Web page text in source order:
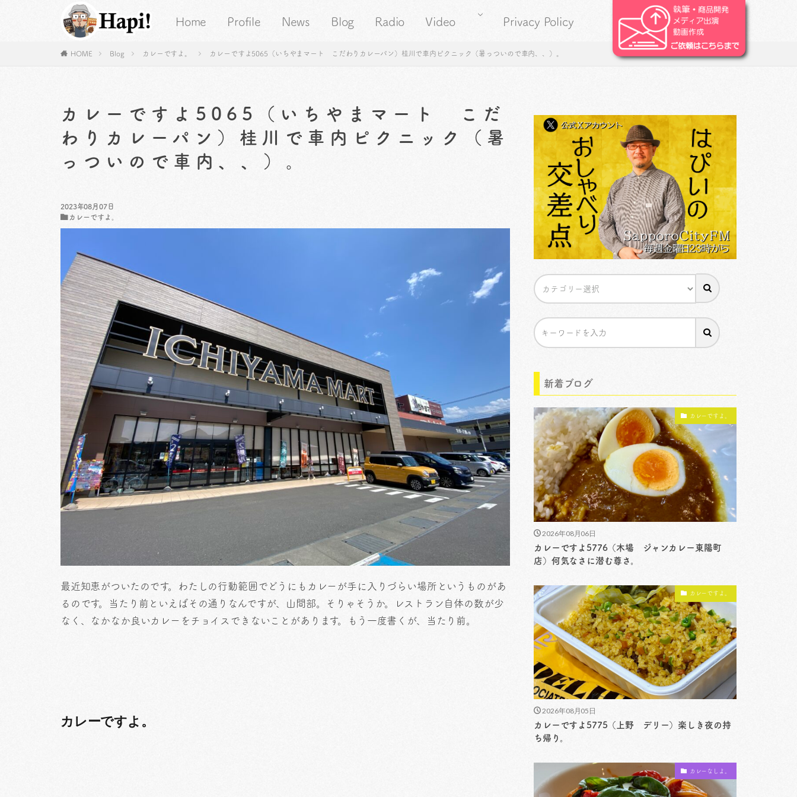
Home Profile News Blog Radio Video Privacy Policy
HOME Blog カレーですよ。 カレーですよ5065（いちやまマート こだわりカレーパン）桂川で車内ピクニック（暑っついので車内、、）。
カレーですよ5065（いちやまマート こだ
わりカレーパン）桂川で車内ピクニック（暑
っついので車内、、）。
2023年08月07日
カレーですよ。
最近知恵がついたのです。わたしの行動範囲でどうにもカレーが手に入りづらい場所というものがあ
るのです。当たり前といえばその通りなんですが、山間部。そりゃそうか。レストラン自体の数が少
なく、なかなか良いカレーをチョイスできないことがあります。もう一度書くが、当たり前。
カレーですよ。
新着ブログ
カレーですよ。
2026年08月06日
カレーですよ5776（木場 ジャンカレー東陽町
店）何気なさに潜む尊さ。
カレーですよ。
2026年08月05日
カレーですよ5775（上野 デリー）楽しき夜の持
ち帰り。
カレーなしよ。